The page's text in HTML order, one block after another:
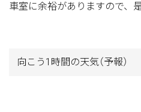
車室に余裕がありますので、
向こう1時間の天気（予報）